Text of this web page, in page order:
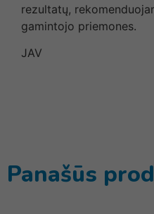
rezultatų,
gamintojo priemones.
JAV
Panašūs